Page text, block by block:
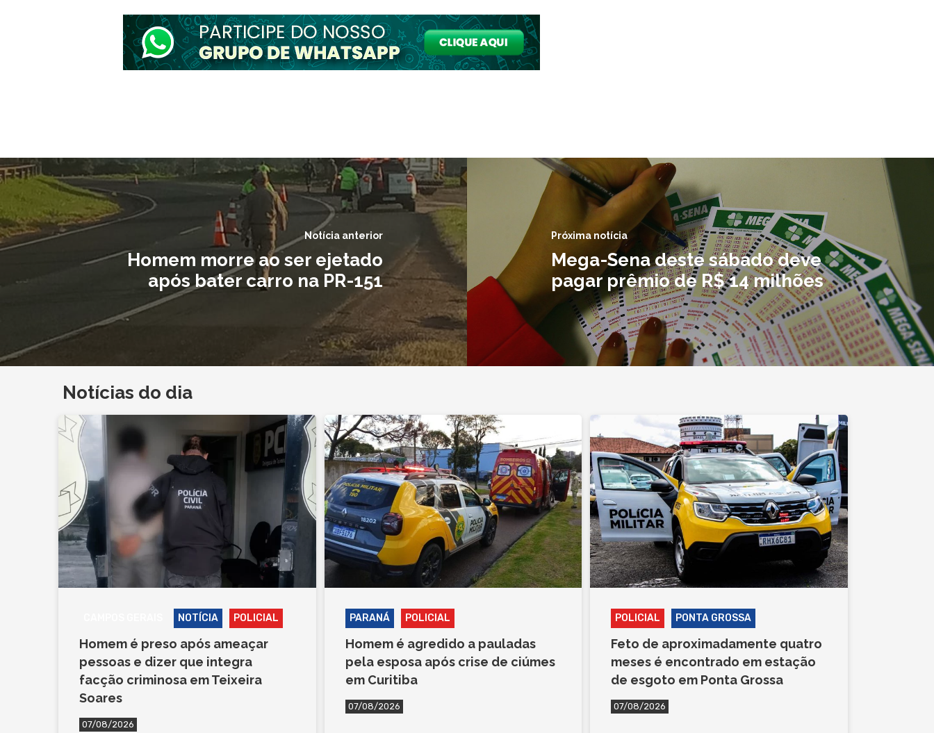
Notícia anterior
Homem morre ao ser ejetado
após bater carro na PR-151
Próxima notícia
Mega-Sena deste sábado deve
pagar prêmio de R$ 14 milhões
Notícias do dia
NOTÍCIA POLICIAL
Homem é preso após ameaçar
pessoas e dizer que integra
facção criminosa em Teixeira
Soares
07/08/2026
PARANÁ POLICIAL
Homem é agredido a pauladas
pela esposa após crise de ciúmes
em Curitiba
07/08/2026
POLICIAL PONTA GROSSA
Feto de aproximadamente quatro
meses é encontrado em estação
de esgoto em Ponta Grossa
07/08/2026